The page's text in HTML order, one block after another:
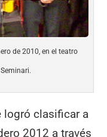
de 2010, en el teatro
Seminari.
logró clasificar a
2012 a través